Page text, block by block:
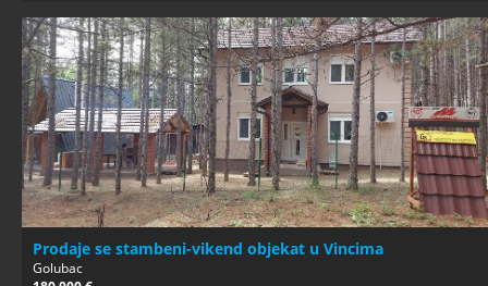
Prodaje se stambeni-vikend objekat u Vincima
Golubac